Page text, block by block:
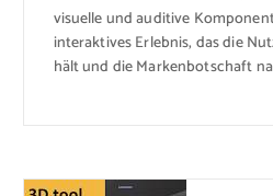
visuelle und auditive
interaktives Erlebnis, das die
hält und die Markenbotschaft